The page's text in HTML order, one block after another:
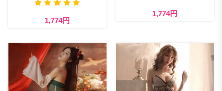
1,774円
1,774円